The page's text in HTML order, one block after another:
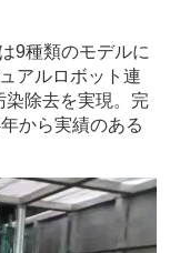
9種類のモデルに
アルロボット連
染除去を実現。完
から実績のある